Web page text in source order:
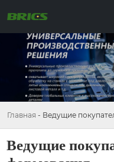
Главная - Ведущие
Ведущие